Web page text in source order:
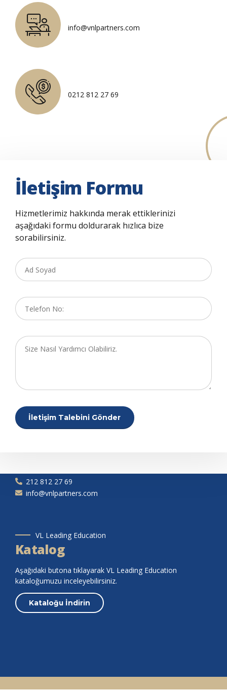
info@vnlpartners.com
0212 812 27 69
İletişim Formu
Hizmetlerimiz hakkında merak ettiklerinizi
aşağıdaki formu doldurarak hızlıca bize
sorabilirsiniz.
212 812 27 69
info@vnlpartners.com
VL Leading Education
Katalog
Aşağıdaki butona tıklayarak VL Leading Education
kataloğumuzu inceleyebilirsiniz.
Kataloğu İndirin